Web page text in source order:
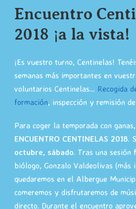
Encuentro
2018 ¡a la vista!
¡Es vuestro turno, Centinelas!
semanas más importantes en
voluntarios Centinelas… Recogida
formación, inspección y remisión
Para coger la temporada con
ENCUENTRO CENTINELAS 2018.
octubre, sábado. Tras una sesión
biólogo, Gonzalo Valdeolivas (más
quedaremos en el Albergue
comeremos y disfrutaremos de
directo. Durante el encuentro